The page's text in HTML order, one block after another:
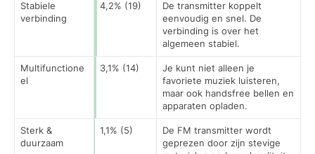
Stabiele
verbinding
4,2% (19)
De transmitter koppelt
eenvoudig en snel. De
verbinding is over het
algemeen stabiel.
Multifunctione
el
3,1% (14)
Je kunt niet alleen je
favoriete muziek luisteren,
maar ook handsfree bellen en
apparaten opladen.
Sterk &
duurzaam
1,1% (5)
De FM transmitter wordt
geprezen door zijn stevige